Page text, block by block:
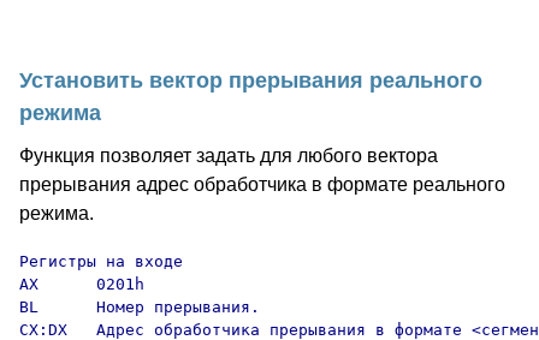
Установить вектор прерывания реального
режима
Функция позволяет задать для любого вектора
прерывания адрес обработчика в формате реального
режима.
Регистры на входе
AX      0201h
BL      Номер прерывания.
CX:DX   Адрес обработчика прерывания в формате